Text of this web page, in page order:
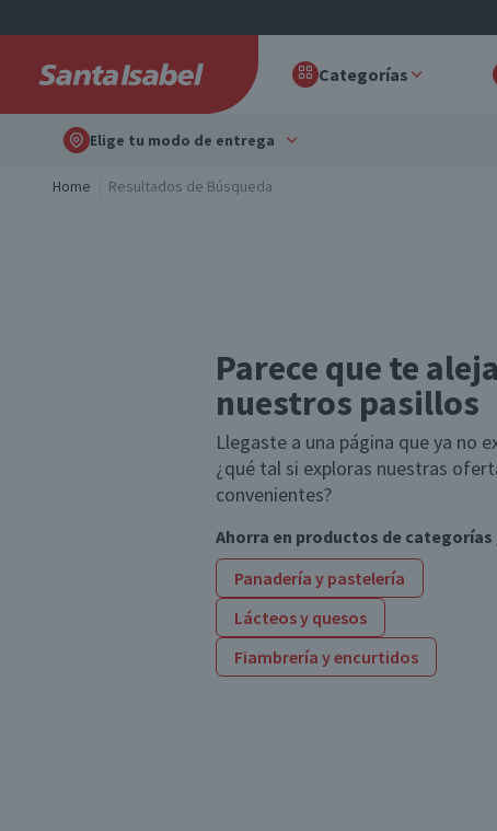
Categorías
Elige tu modo de entrega
Home Resultados de Búsqueda
Parece que te
nuestros pasillos
Llegaste a una página que ya no
¿qué tal si exploras nuestras
convenientes?
Ahorra en productos de
Panadería y pastelería
Lácteos y quesos
Fiambrería y encurtidos